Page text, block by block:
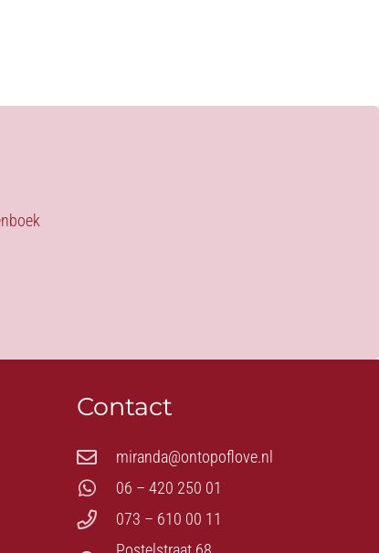
Contact
miranda@ontopoflove.nl
06 – 420 250 01
073 – 610 00 11